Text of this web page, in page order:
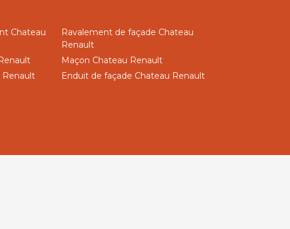
Chateau
Renault
Ravalement de façade Chateau
Renault
Maçon Chateau Renault
Enduit de façade Chateau Renault